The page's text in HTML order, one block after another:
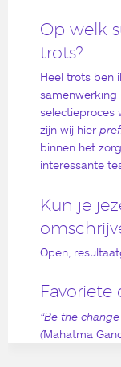
Op welk
trots?
Heel trots ben
samenwerking
selectieproces
zijn wij hier
binnen het
interessante
Kun je
Open,
Favoriete
“Be the
(Mahatma